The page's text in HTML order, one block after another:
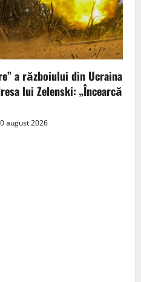
a războiului din Ucraina
lui Zelenski: „Încearcă
august 2026